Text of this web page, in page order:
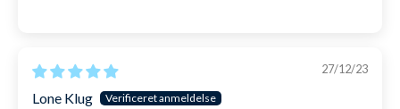
27/12/23
Lone Klug